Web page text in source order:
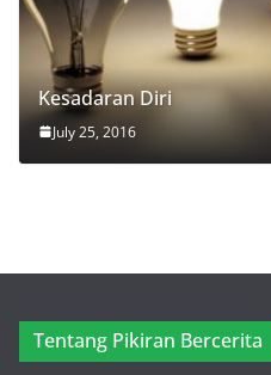
Kesadaran Diri
July 25, 2016
Tentang Pikiran Bercerita